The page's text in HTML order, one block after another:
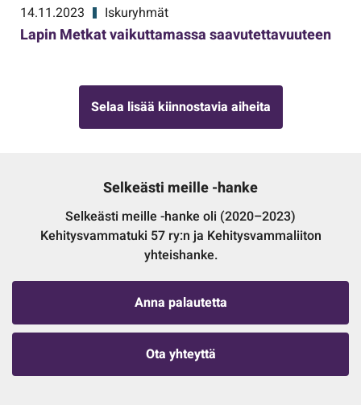
14.11.2023 Iskuryhmät
Lapin Metkat vaikuttamassa saavutettavuuteen
Selaa lisää kiinnostavia aiheita
Selkeästi meille -hanke
Selkeästi meille -hanke oli (2020–2023)
Kehitysvammatuki 57 ry:n ja Kehitysvammaliiton
yhteishanke.
Anna palautetta
Ota yhteyttä